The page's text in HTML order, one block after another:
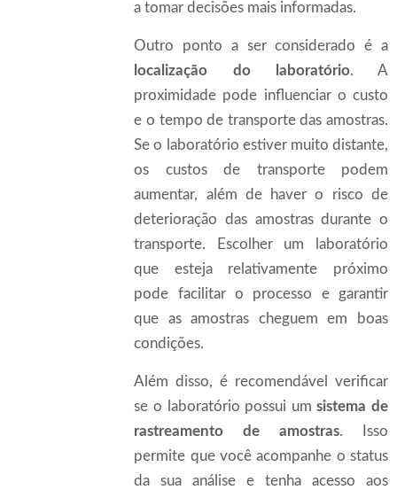
a tomar decisões mais informadas.
Outro ponto a ser considerado é a
localização do laboratório. A
proximidade pode influenciar o custo
e o tempo de transporte das amostras.
Se o laboratório estiver muito distante,
os custos de transporte podem
aumentar, além de haver o risco de
deterioração das amostras durante o
transporte. Escolher um laboratório
que esteja relativamente próximo
pode facilitar o processo e garantir
que as amostras cheguem em boas
condições.
Além disso, é recomendável verificar
se o laboratório possui umsistema de
rastreamento de amostras. Isso
permite que você acompanhe o status
da sua análise e tenha acesso aos